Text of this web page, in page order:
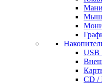
USB
CD /